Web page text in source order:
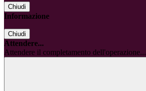
Chiudi
Informazione
Chiudi
Attendere...
Attendere il completamento dell'operazione...